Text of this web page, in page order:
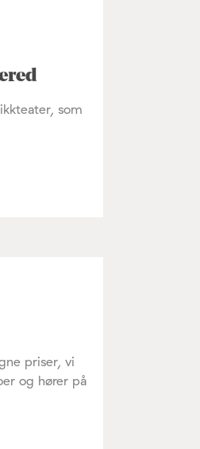
som
priser, vi
og hører på